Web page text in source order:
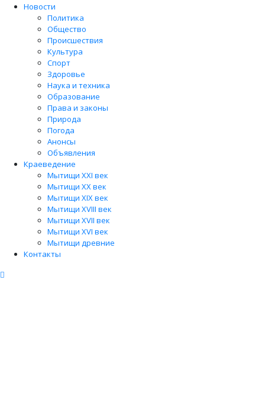
Новости
Политика
Общество
Происшествия
Культура
Спорт
Здоровье
Наука и техника
Образование
Права и законы
Природа
Погода
Анонсы
Объявления
Краеведение
Мытищи XXI век
Мытищи XX век
Мытищи XIX век
Мытищи XVIII век
Мытищи XVII век
Мытищи XVI век
Мытищи древние
Контакты